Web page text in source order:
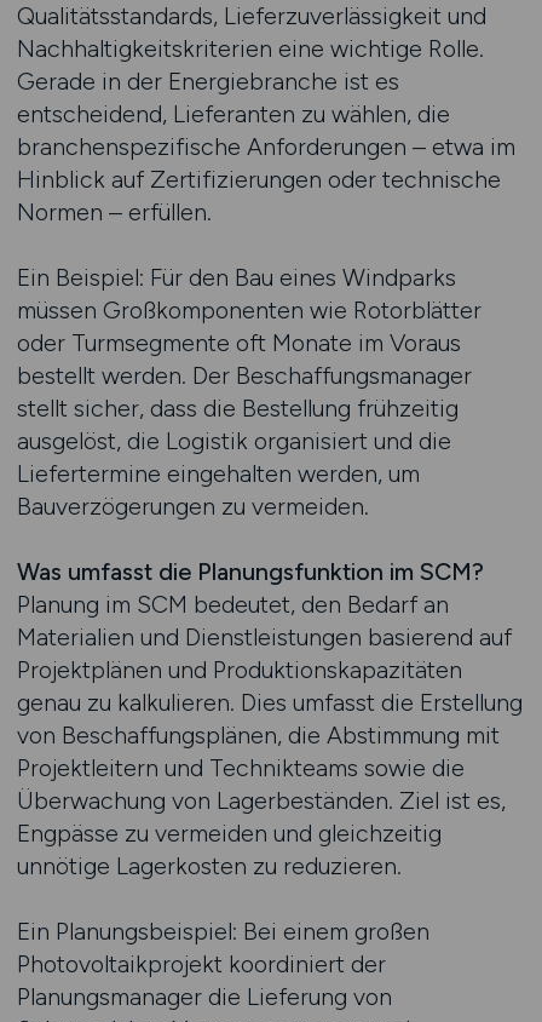
Qualitätsstandards, Lieferzuverlässigkeit und
Nachhaltigkeitskriterien eine wichtige Rolle.
Gerade in der Energiebranche ist es
entscheidend, Lieferanten zu wählen, die
branchenspezifische Anforderungen – etwa im
Hinblick auf Zertifizierungen oder technische
Normen – erfüllen.
Ein Beispiel: Für den Bau eines Windparks
müssen Großkomponenten wie Rotorblätter
oder Turmsegmente oft Monate im Voraus
bestellt werden. Der Beschaffungsmanager
stellt sicher, dass die Bestellung frühzeitig
ausgelöst, die Logistik organisiert und die
Liefertermine eingehalten werden, um
Bauverzögerungen zu vermeiden.
Was umfasst die Planungsfunktion im SCM?
Planung im SCM bedeutet, den Bedarf an
Materialien und Dienstleistungen basierend auf
Projektplänen und Produktionskapazitäten
genau zu kalkulieren. Dies umfasst die Erstellung
von Beschaffungsplänen, die Abstimmung mit
Projektleitern und Technikteams sowie die
Überwachung von Lagerbeständen. Ziel ist es,
Engpässe zu vermeiden und gleichzeitig
unnötige Lagerkosten zu reduzieren.
Ein Planungsbeispiel: Bei einem großen
Photovoltaikprojekt koordiniert der
Planungsmanager die Lieferung von